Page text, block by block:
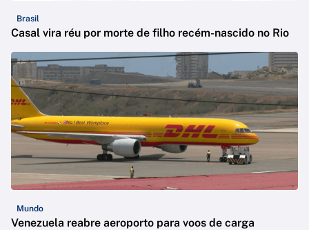
Brasil
Casal vira réu por morte de filho recém-nascido no Rio
Mundo
Venezuela reabre aeroporto para voos de carga